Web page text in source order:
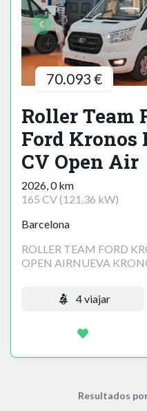
70.093 €
Roller Team
Ford Kronos
CV Open Air
2026, 0 km
165 CV (121,36 kW)
Barcelona
ROLLER TEAM FORD
OPEN AIRNUEVA
4 viajar
Resultados